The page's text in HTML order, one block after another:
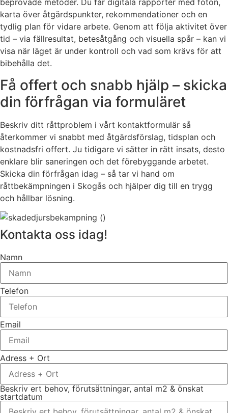
beprövade metoder. Du får digitala rapporter med foton,
karta över åtgärdspunkter, rekommendationer och en
tydlig plan för vidare arbete. Genom att följa aktivitet över
tid – via fällresultat, betesåtgång och visuella spår – kan vi
visa när läget är under kontroll och vad som krävs för att
bibehålla det.
Få offert och snabb hjälp – skicka
din förfrågan via formuläret
Beskriv ditt råttproblem i vårt kontaktformulär så
återkommer vi snabbt med åtgärdsförslag, tidsplan och
kostnadsfri offert. Ju tidigare vi sätter in rätt insats, desto
enklare blir saneringen och det förebyggande arbetet.
Skicka din förfrågan idag – så tar vi hand om
råttbekämpningen i Skogås och hjälper dig till en trygg
och hållbar lösning.
Kontakta oss idag!
Namn
Telefon
Email
Adress + Ort
Beskriv ert behov, förutsättningar, antal m2 & önskat
startdatum